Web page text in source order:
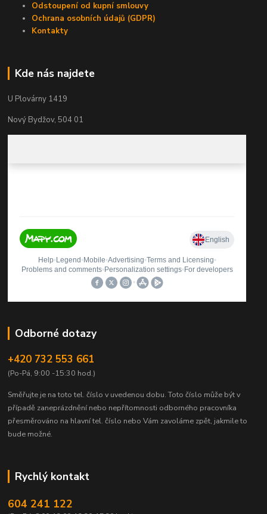
Odstoupení od kupní smlouvy
Ochrana osobních údajů (GDPR)
Kontakty
Kde nás najdete
U Plovárny 1419
Nový Bydžov, 504 01
Odborné dotazy
+420 732 553 661
(Po-Pá, 9:00 -15:30 hod.)
Směřujte je na toto tel. číslo v uvedenou dobu. Toto číslo může být v
případě zaneprázdnění nebo nepřítomnosti odborného pracovníka
přesměrováno na hlavní tel. číslo nebo Vám zavoláme zpět, jakmile to
bude možné.
Rychlý kontakt
604 241 122